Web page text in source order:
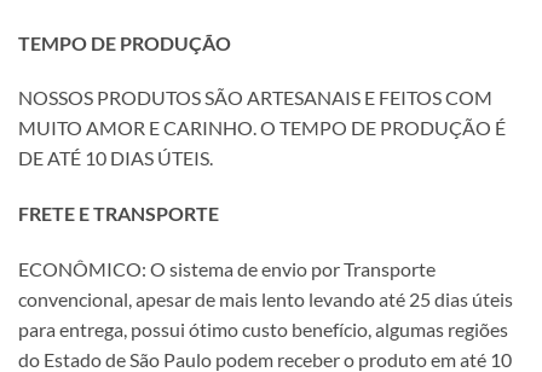
TEMPO DE PRODUÇÃO
NOSSOS PRODUTOS SÃO ARTESANAIS E FEITOS COM
MUITO AMOR E CARINHO. O TEMPO DE PRODUÇÃO É
DE ATÉ 10 DIAS ÚTEIS.
FRETE E TRANSPORTE
ECONÔMICO: O sistema de envio por Transporte
convencional, apesar de mais lento levando até 25 dias úteis
para entrega, possui ótimo custo benefício, algumas regiões
do Estado de São Paulo podem receber o produto em até 10